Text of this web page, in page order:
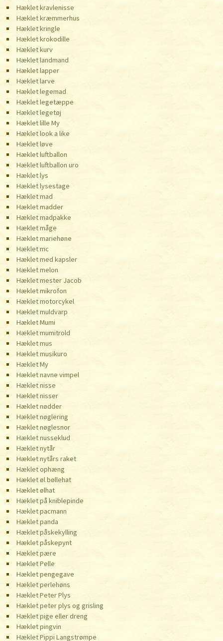
Hæklet kravlenisse
Hæklet kræmmerhus
Hæklet kringle
Hæklet krokodille
Hæklet kurv
Hæklet landmand
Hæklet lapper
Hæklet larve
Hæklet legemad
Hæklet legetæppe
Hæklet legetøj
Hæklet lille My
Hæklet look a like
Hæklet løve
Hæklet luftballon
Hæklet luftballon uro
Hæklet lys
Hæklet lysestage
Hæklet mad
Hæklet madder
Hæklet madpakke
Hæklet måge
Hæklet mariehøne
Hæklet mc
Hæklet med kapsler
Hæklet melon
Hæklet mester Jacob
Hæklet mikrofon
Hæklet motorcykel
Hæklet muldvarp
Hæklet Mumi
Hæklet mumitrold
Hæklet mus
Hæklet musikuro
Hæklet My
Hæklet navne vimpel
Hæklet nisse
Hæklet nisser
Hæklet nødder
Hæklet nøglering
Hæklet nøglesnor
Hæklet nusseklud
Hæklet nytår
Hæklet nytårs raket
Hæklet ophæng
Hæklet øl bøllehat
Hæklet ølhat
Hæklet på kniblepinde
Hæklet pacmann
Hæklet panda
Hæklet påskekylling
Hæklet påskepynt
Hæklet pære
Hæklet Pelle
Hæklet pengegave
Hæklet perlehøns
Hæklet Peter Plys
Hæklet peter plys og grisling
Hæklet pige eller dreng
Hæklet pingvin
Hæklet Pippi Langstrømpe